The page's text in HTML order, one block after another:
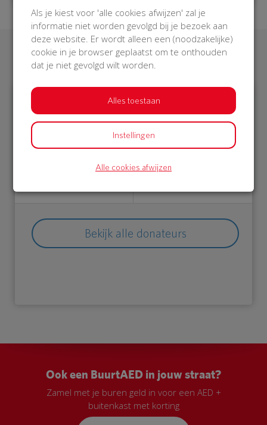
Laatste donaties
€ 424 € 25
Bekijk alle donateurs
Ook een BuurtAED in jouw straat?
Zamel met je buren geld in voor een AED +
buitenkast met korting
Als je kiest voor 'alle cookies afwijzen' zal je
informatie niet worden gevolgd bij je bezoek aan
deze website. Er wordt alleen een (noodzakelijke)
cookie in je browser geplaatst om te onthouden
dat je niet gevolgd wilt worden.
Alles toestaan
Instellingen
Alle cookies afwijzen